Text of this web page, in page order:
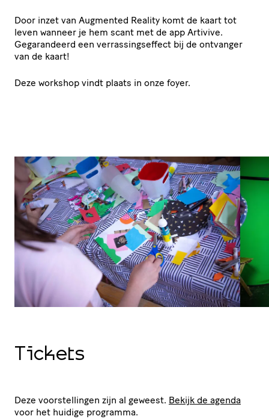
Door inzet van Augmented Reality komt de kaart tot
leven wanneer je hem scant met de app Artivive.
Gegarandeerd een verrassingseffect bij de ontvanger
van de kaart!
Deze workshop vindt plaats in onze foyer.
Tickets
Deze voorstellingen zijn al geweest. Bekijk de agenda
voor het huidige programma.